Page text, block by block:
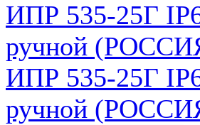
ИПР 535-25Г
ручной
ИПР 535-25Г
ручной